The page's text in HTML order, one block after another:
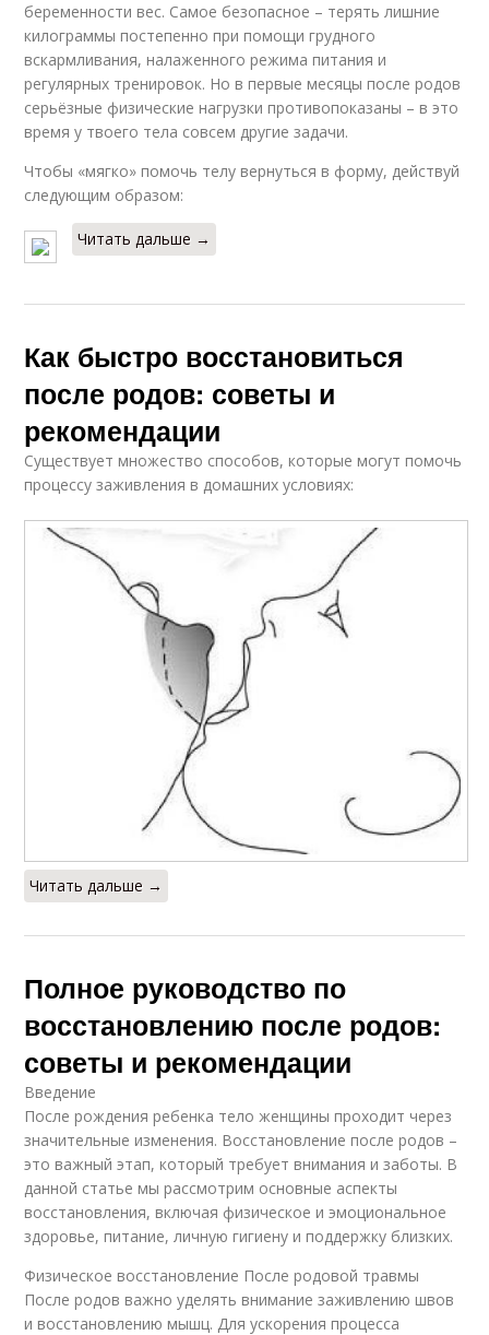
беременности вес. Самое безопасное – терять лишние
килограммы постепенно при помощи грудного
вскармливания, налаженного режима питания и
регулярных тренировок. Но в первые месяцы после родов
серьёзные физические нагрузки противопоказаны – в это
время у твоего тела совсем другие задачи.
Чтобы «мягко» помочь телу вернуться в форму, действуй
следующим образом:
Читать дальше →
Как быстро восстановиться
после родов: советы и
рекомендации
Существует множество способов, которые могут помочь
процессу заживления в домашних условиях:
Читать дальше →
Полное руководство по
восстановлению после родов:
советы и рекомендации
Введение
После рождения ребенка тело женщины проходит через
значительные изменения. Восстановление после родов –
это важный этап, который требует внимания и заботы. В
данной статье мы рассмотрим основные аспекты
восстановления, включая физическое и эмоциональное
здоровье, питание, личную гигиену и поддержку близких.
Физическое восстановление После родовой травмы
После родов важно уделять внимание заживлению швов
и восстановлению мышц. Для ускорения процесса